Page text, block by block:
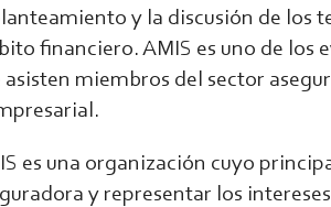
y la discusión de los
financiero. AMIS es uno de los
asisten miembros del sector
es una organización cuyo
y representar los